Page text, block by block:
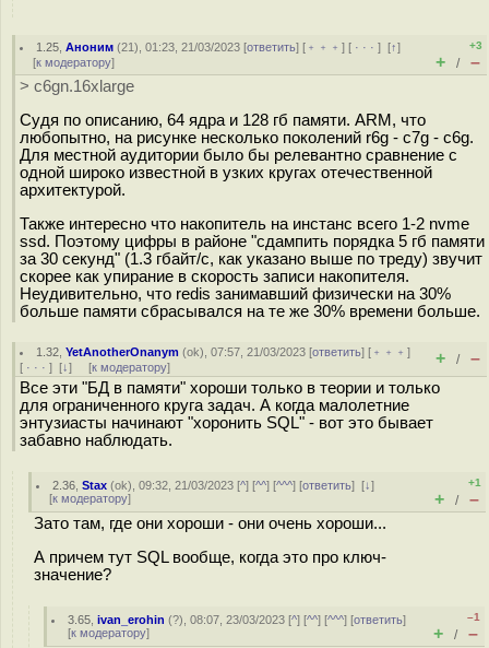
1.25 ,Аноним (21), 01:23, 21/03/2023 [ответить] [ ﹢﹢﹢] [ · · ·][↑]
[к модератору]
+3
+ / –
> c6gn.16xlarge
Судя по описанию, 64 ядра и 128 гб памяти. ARM, что
любопытно, на рисунке несколько поколений r6g - c7g - c6g.
Для местной аудитории было бы релевантно сравнение с
одной широко известной в узких кругах отечественной
архитектурой.
Также интересно что накопитель на инстанс всего 1-2 nvme
ssd. Поэтому цифры в районе "сдампить порядка 5 гб памяти
за 30 секунд" (1.3 гбайт/с, как указано выше по треду) звучит
скорее как упирание в скорость записи накопителя.
Неудивительно, что redis занимавший физически на 30%
больше памяти сбрасывался на те же 30% времени больше.
1.32 ,YetAnotherOnanym (ok), 07:57, 21/03/2023 [ответить] [ ﹢﹢﹢]
[ · · · ] [↓] [к модератору] + / –
Все эти "БД в памяти" хороши только в теории и только
для ограниченного круга задач. А когда малолетние
энтузиасты начинают "хоронить SQL" - вот это бывает
забавно наблюдать.
2.36 ,Stax (ok), 09:32, 21/03/2023 [^] [^^] [^^^] [ответить][↓]
[к модератору]
+1
+ / –
Зато там, где они хороши - они очень хороши...
А причем тут SQL вообще, когда это про ключ-
значение?
3.65 ,ivan_erohin (?), 08:07, 23/03/2023 [^] [^^] [^^^] [ответить]
[к модератору]
–1
+ / –